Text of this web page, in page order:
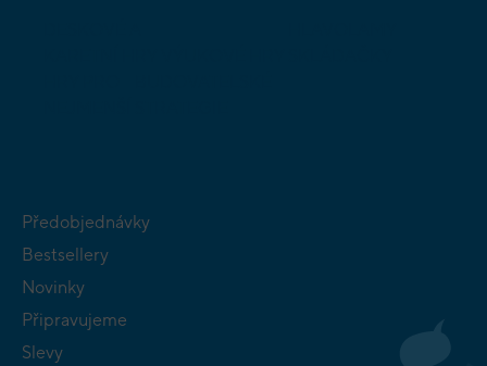
Předobjednávky
Bestsellery
Novinky
Připravujeme
Slevy